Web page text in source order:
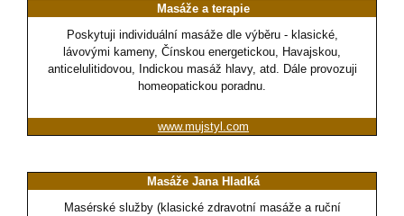
Masáže a terapie
Poskytuji individuální masáže dle výběru - klasické,
lávovými kameny, Čínskou energetickou, Havajskou,
anticelulitidovou, Indickou masáž hlavy, atd. Dále provozuji
homeopatickou poradnu.
www.mujstyl.com
Masáže Jana Hladká
Masérské služby (klasické zdravotní masáže a ruční